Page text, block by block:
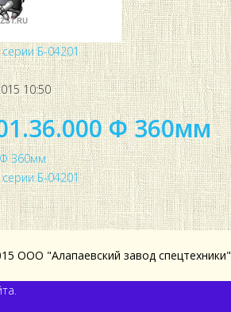
Б-04201
10:50
Ф 360мм
Б-04201
ООО "Алапаевский завод спецтехники"